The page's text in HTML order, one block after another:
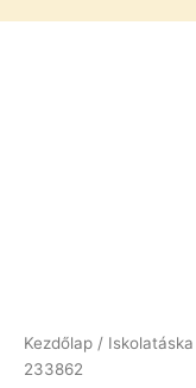
Kezdőlap / Iskolatáska
233862